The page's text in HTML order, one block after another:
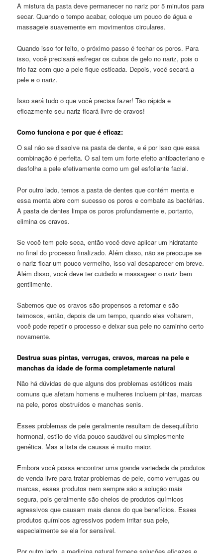
A mistura da pasta deve permanecer no nariz por 5 minutos para
secar. Quando o tempo acabar, coloque um pouco de água e
massageie suavemente em movimentos circulares.
Quando isso for feito, o próximo passo é fechar os poros. Para
isso, você precisará esfregar os cubos de gelo no nariz, pois o
frio faz com que a pele fique esticada. Depois, você secará a
pele e o nariz.
Isso será tudo o que você precisa fazer! Tão rápida e
eficazmente seu nariz ficará livre de cravos!
Como funciona e por que é eficaz:
O sal não se dissolve na pasta de dente, e é por isso que essa
combinação é perfeita. O sal tem um forte efeito antibacteriano e
desfolha a pele efetivamente como um gel esfoliante facial.
Por outro lado, temos a pasta de dentes que contém menta e
essa menta abre com sucesso os poros e combate as bactérias.
A pasta de dentes limpa os poros profundamente e, portanto,
elimina os cravos.
Se você tem pele seca, então você deve aplicar um hidratante
no final do processo finalizado. Além disso, não se preocupe se
o nariz ficar um pouco vermelho, isso vai desaparecer em breve.
Além disso, você deve ter cuidado e massagear o nariz bem
gentilmente.
Sabemos que os cravos são propensos a retornar e são
teimosos, então, depois de um tempo, quando eles voltarem,
você pode repetir o processo e deixar sua pele no caminho certo
novamente.
Destrua suas pintas, verrugas, cravos, marcas na pele e
manchas da idade de forma completamente natural
Não há dúvidas de que alguns dos problemas estéticos mais
comuns que afetam homens e mulheres incluem pintas, marcas
na pele, poros obstruídos e manchas senis.
Esses problemas de pele geralmente resultam de desequilíbrio
hormonal, estilo de vida pouco saudável ou simplesmente
genética. Mas a lista de causas é muito maior.
Embora você possa encontrar uma grande variedade de produtos
de venda livre para tratar problemas de pele, como verrugas ou
marcas, esses produtos nem sempre são a solução mais
segura, pois geralmente são cheios de produtos químicos
agressivos que causam mais danos do que benefícios. Esses
produtos químicos agressivos podem irritar sua pele,
especialmente se ela for sensível.